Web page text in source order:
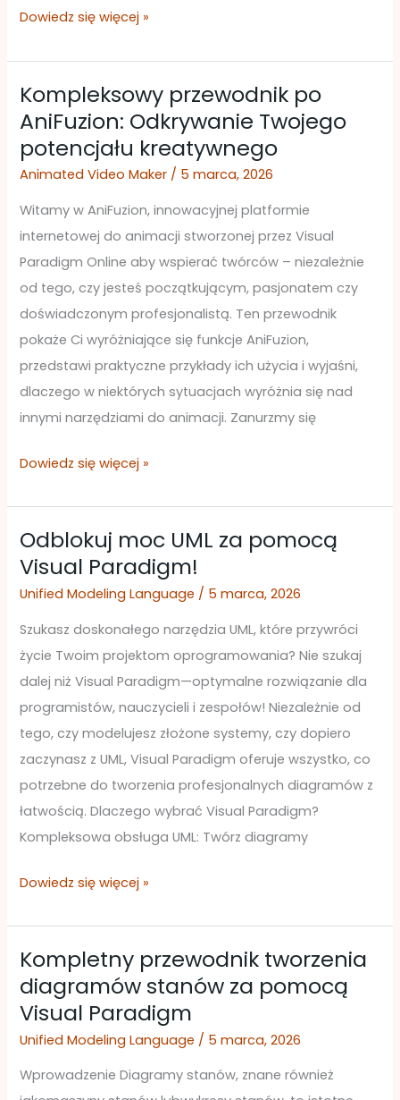
Dowiedz się więcej »
Kompleksowy przewodnik po
AniFuzion: Odkrywanie Twojego
potencjału kreatywnego
Animated Video Maker / 5 marca, 2026
Witamy w AniFuzion, innowacyjnej platformie
internetowej do animacji stworzonej przez Visual
Paradigm Online aby wspierać twórców – niezależnie
od tego, czy jesteś początkującym, pasjonatem czy
doświadczonym profesjonalistą. Ten przewodnik
pokaże Ci wyróżniające się funkcje AniFuzion,
przedstawi praktyczne przykłady ich użycia i wyjaśni,
dlaczego w niektórych sytuacjach wyróżnia się nad
innymi narzędziami do animacji. Zanurzmy się
Kompleksowy
przewodnik
po
AniFuzion:
Twojego
kreatywnego
Dowiedz się więcej »
Odblokuj moc UML za pomocą
Visual Paradigm!
Unified Modeling Language / 5 marca, 2026
Szukasz doskonałego narzędzia UML, które przywróci
życie Twoim projektom oprogramowania? Nie szukaj
dalej niż Visual Paradigm—optymalne rozwiązanie dla
programistów, nauczycieli i zespołów! Niezależnie od
tego, czy modelujesz złożone systemy, czy dopiero
zaczynasz z UML, Visual Paradigm oferuje wszystko, co
potrzebne do tworzenia profesjonalnych diagramów z
łatwością. Dlaczego wybrać Visual Paradigm?
Kompleksowa obsługa UML: Twórz diagramy
Odblokuj
moc
UML
Visual
Paradigm!
Dowiedz się więcej »
Kompletny przewodnik tworzenia
diagramów stanów za pomocą
Visual Paradigm
Unified Modeling Language / 5 marca, 2026
Wprowadzenie Diagramy stanów, znane również
Kompletny
przewodnik
tworzenia
diagramów
za